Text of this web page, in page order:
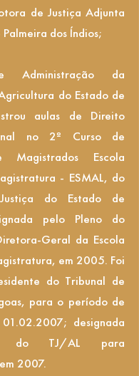
de Justiça Adjunta
dos Índios;
Administração da
do Estado de
aulas de Direito
no 2º Curso de
Magistrados Escola
- ESMAL, do
do Estado de
pelo Pleno do
Geral da Escola
em 2005. Foi
do Tribunal de
para o período de
01.02.2007; designada
do TJ/AL para
2007.